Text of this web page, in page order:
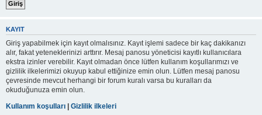
KAYIT
Giriş yapabilmek için kayıt olmalısınız. Kayıt işlemi sadece bir kaç dakikanızı
alır, fakat yeteneklerinizi arttırır. Mesaj panosu yöneticisi kayıtlı kullanıcılara
ekstra izinler verebilir. Kayıt olmadan önce lütfen kullanım koşullarımızı ve
gizlilik ilkelerimizi okuyup kabul ettiğinize emin olun. Lütfen mesaj panosu
çevresinde mevcut herhangi bir forum kuralı varsa bu kuralları da
okuduğunuza emin olun.
Kullanım koşulları | Gizlilik ilkeleri